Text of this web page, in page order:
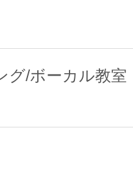
グ/ボーカル教室